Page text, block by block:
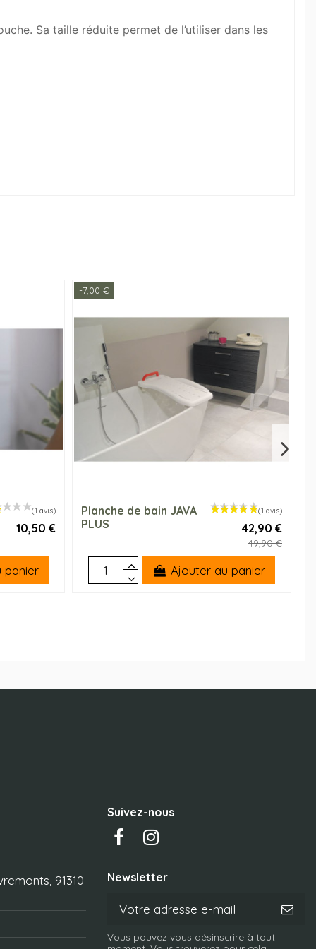
Sa taille réduite permet de l’utiliser dans les
10,50 €
panier
-7,00 €
Planche de bain JAVA
PLUS
42,90 €
49,90 €
Ajouter au panier
91310
Suivez-nous
Newsletter
Vous pouvez vous désinscrire à tout